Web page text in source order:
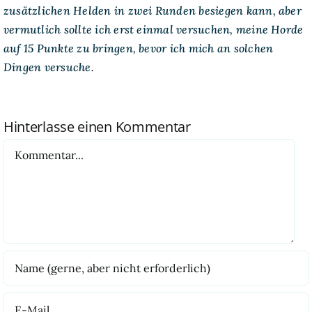
zusätzlichen Helden in zwei Runden besiegen kann, aber
vermutlich sollte ich erst einmal versuchen, meine Horde
auf 15 Punkte zu bringen, bevor ich mich an solchen
Dingen versuche.
Hinterlasse einen Kommentar